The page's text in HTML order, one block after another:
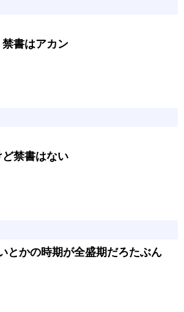
書はアカン
禁書はない
とかの時期が全盛期だろたぶん